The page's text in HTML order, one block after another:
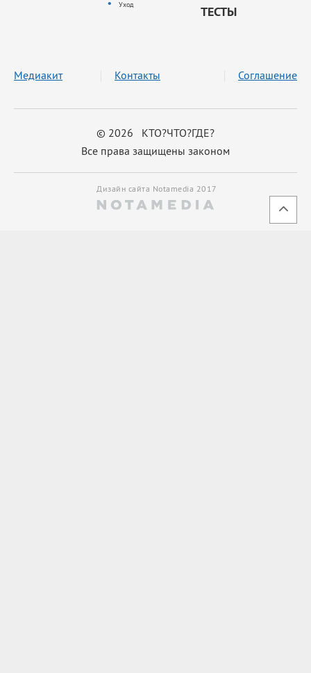
Уход ТЕСТЫ
© 2026 КТО?ЧТО?ГДЕ?
Все права защищены законом
Медиакит Контакты Соглашение
Дизайн сайта Notamedia 2017